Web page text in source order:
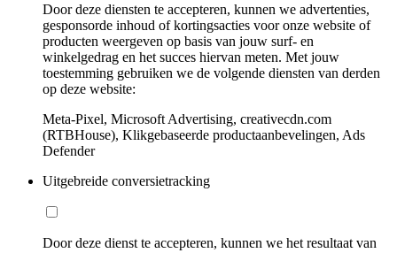
Door deze diensten te accepteren, kunnen we advertenties,
gesponsorde inhoud of kortingsacties voor onze website of
producten weergeven op basis van jouw surf- en
winkelgedrag en het succes hiervan meten. Met jouw
toestemming gebruiken we de volgende diensten van derden
op deze website:
Meta-Pixel, Microsoft Advertising, creativecdn.com
(RTBHouse), Klikgebaseerde productaanbevelingen, Ads
Defender
Uitgebreide conversietracking
Door deze dienst te accepteren, kunnen we het resultaat van